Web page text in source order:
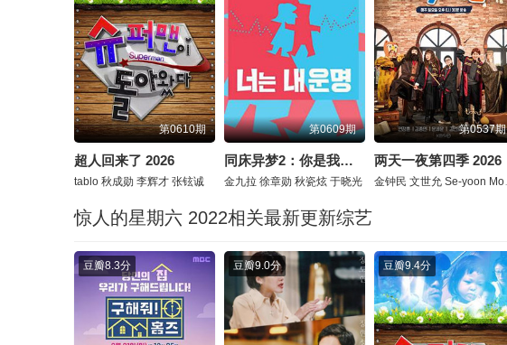
第0610期
超人回来了 2026
tablo 秋成勋 李辉才 张铉诚
第0609期
同床异梦2：你是我的命运 2026
金九拉 徐章勋 秋瓷炫 于晓光
第0537期
两天一夜第四季 2026
金钟民 文世允 Se-yoon Moon
惊人的星期六 2022相关最新更新综艺
豆瓣8.3分 豆瓣9.0分 豆瓣9.4分